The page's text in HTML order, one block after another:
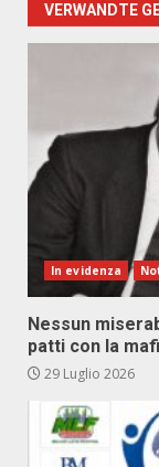
VERWANDTE
In evidenza
Nessun
patti con la
29 Luglio 2026